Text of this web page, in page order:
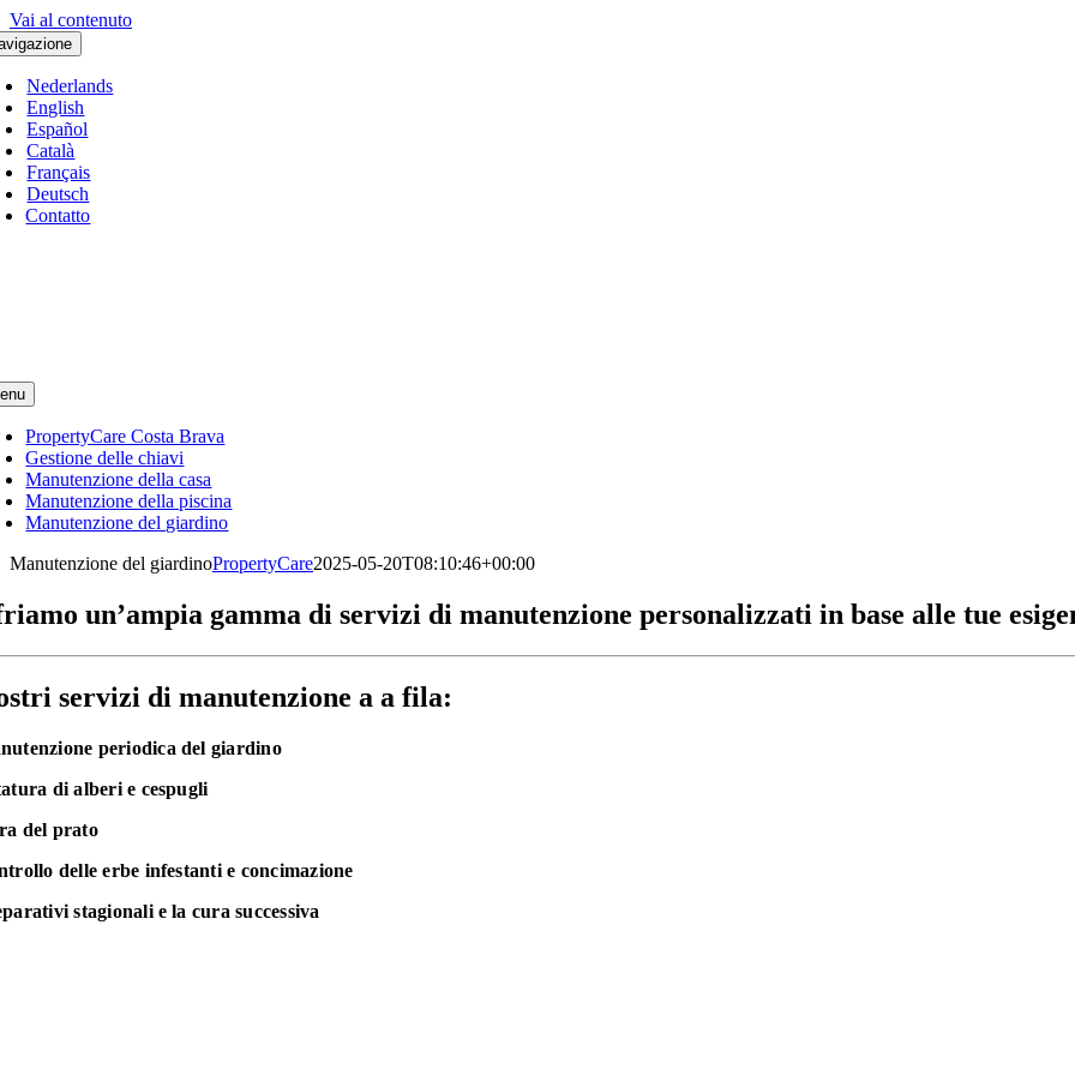
Vai al contenuto
Nederlands
English
Español
Català
Français
Deutsch
Contatto
PropertyCare Costa Brava
Gestione delle chiavi
Manutenzione della casa
Manutenzione della piscina
Manutenzione del giardino
Manutenzione del giardinoPropertyCare2025-05-20T08:10:46+00:00
un’ampia gamma di servizi di manutenzione personalizzati in base alle tue
servizi di manutenzione a a fila:
periodica del giardino
di alberi e cespugli
del prato
delle erbe infestanti e concimazione
stagionali e la cura successiva